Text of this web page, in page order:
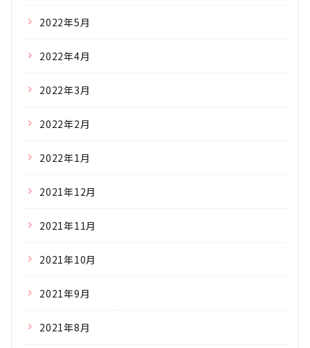
2022年5月
2022年4月
2022年3月
2022年2月
2022年1月
2021年12月
2021年11月
2021年10月
2021年9月
2021年8月